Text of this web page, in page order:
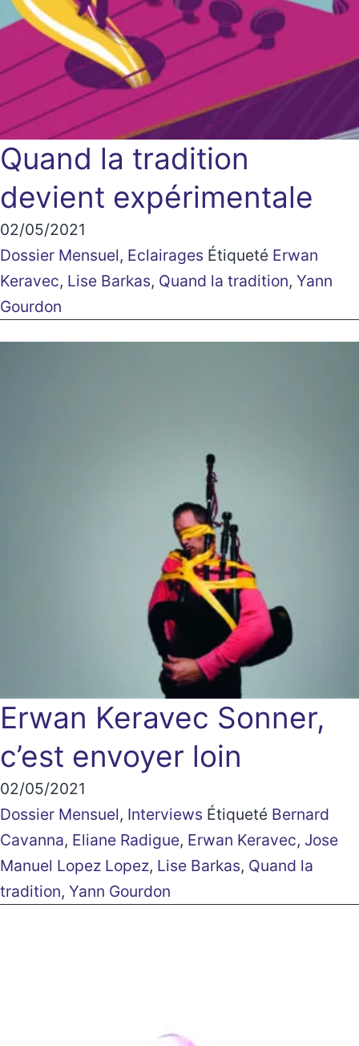
Quand la tradition
devient expérimentale
02/05/2021
Dossier Mensuel, Eclairages Étiqueté Erwan
Keravec, Lise Barkas, Quand la tradition, Yann
Gourdon
Erwan Keravec Sonner,
c’est envoyer loin
02/05/2021
Dossier Mensuel, Interviews Étiqueté Bernard
Cavanna, Eliane Radigue, Erwan Keravec, Jose
Manuel Lopez Lopez, Lise Barkas, Quand la
tradition, Yann Gourdon